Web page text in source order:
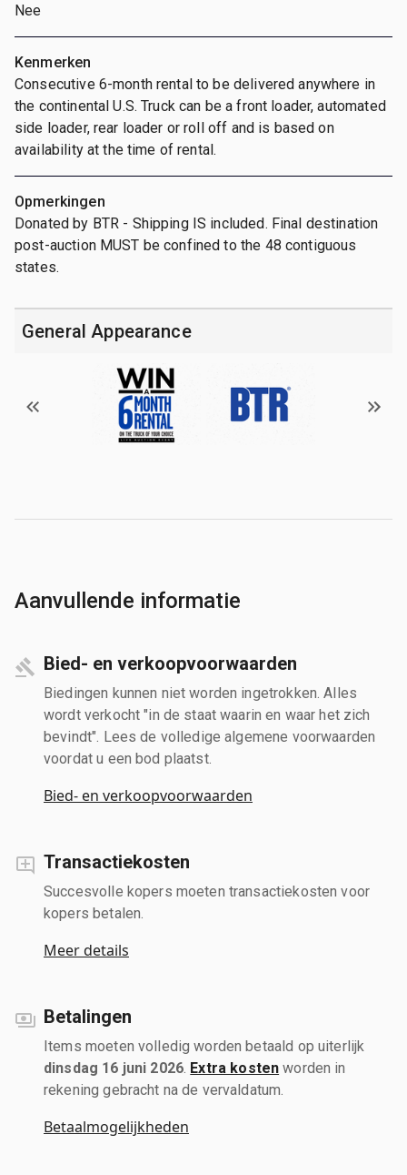
Nee
Kenmerken
Consecutive 6-month rental to be delivered anywhere in
the continental U.S. Truck can be a front loader, automated
side loader, rear loader or roll off and is based on
availability at the time of rental.
Opmerkingen
Donated by BTR - Shipping IS included. Final destination
post-auction MUST be confined to the 48 contiguous
states.
General Appearance
Aanvullende informatie
Bied- en verkoopvoorwaarden
Biedingen kunnen niet worden ingetrokken. Alles
wordt verkocht "in de staat waarin en waar het zich
bevindt". Lees de volledige algemene voorwaarden
voordat u een bod plaatst.
Bied- en verkoopvoorwaarden
Transactiekosten
Succesvolle kopers moeten transactiekosten voor
kopers betalen.
Meer details
Betalingen
Items moeten volledig worden betaald op uiterlijk
dinsdag 16 juni 2026 Extra kosten worden in
rekening gebracht na de vervaldatum.
Betaalmogelijkheden